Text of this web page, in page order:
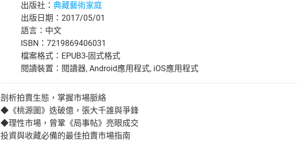
出版社： 典藏藝術家庭
出版日期：2017/05/01
語言：中文
ISBN：7219869406031
檔案格式：EPUB3-固式格式
閱讀裝置：閱讀器, Android應用程式, iOS應用程式
剖析拍賣生態，掌握市場脈絡
◆《桃源圖》迭破億，張大千誰與爭鋒
◆理性市場，曾鞏《局事帖》亮眼成交
投資與收藏必備的最佳拍賣市場指南